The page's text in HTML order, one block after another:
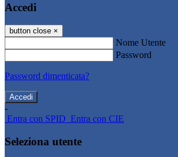
Accedi
button close ×
Nome Utente
Password
Password dimenticata?
-
Entra con SPID Entra con CIE
Seleziona utente